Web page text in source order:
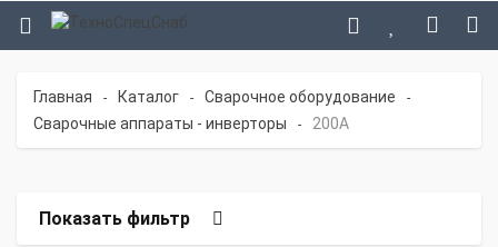
Главная - Каталог - Сварочное оборудование -
Сварочные аппараты - инверторы - 200А
Показать фильтр